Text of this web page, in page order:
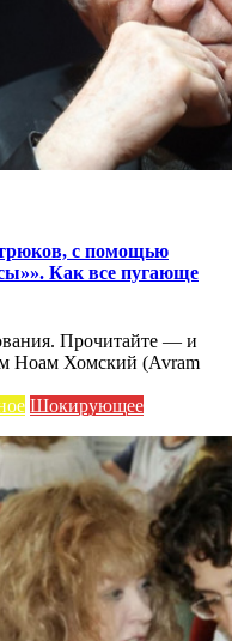
с помощью
Как все пугающе
Прочитайте — и
Ноам Хомский (Avram
Шокирующее